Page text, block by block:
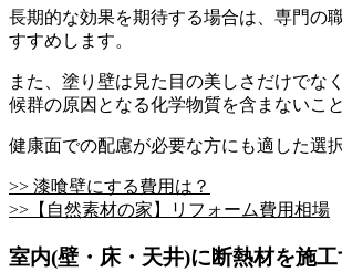
長期的な効果を期待する場合は、専門の
すすめします。
また、塗り壁は見た目の美しさだけでな
候群の原因となる化学物質を含まないこ
健康面での配慮が必要な方にも適した選
>> 漆喰壁にする費用は？
>>【自然素材の家】リフォーム費用相場
室内(壁・床・天井)に断熱材を施工